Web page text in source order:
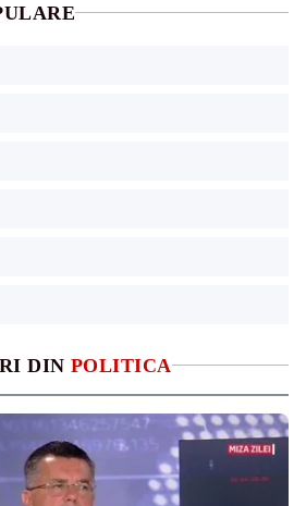
DIN POLITICA